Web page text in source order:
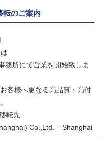
転のご案内
務所にて営業を開始致しま
客様へ更なる高品質・高付
転先
Co.,Ltd. – Shanghai